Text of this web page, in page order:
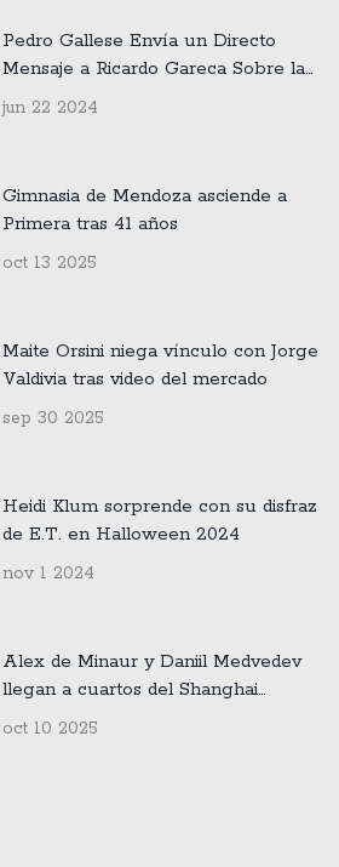
Pedro Gallese Envía un Directo
Mensaje a Ricardo Gareca Sobre la
Formación de la Selección Peruana
jun 22 2024
Gimnasia de Mendoza asciende a
Primera tras 41 años
oct 13 2025
Maite Orsini niega vínculo con Jorge
Valdivia tras video del mercado
sep 30 2025
Heidi Klum sorprende con su disfraz
de E.T. en Halloween 2024
nov 1 2024
Alex de Minaur y Daniil Medvedev
llegan a cuartos del Shanghai
Masters 2025
oct 10 2025